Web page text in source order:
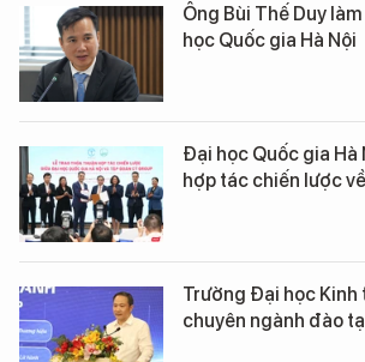
Ông Bùi Thế Duy
học Quốc gia Hà Nội
Đại học Quốc gia Hà
hợp tác chiến lược
Trường Đại học Kinh
chuyên ngành đào